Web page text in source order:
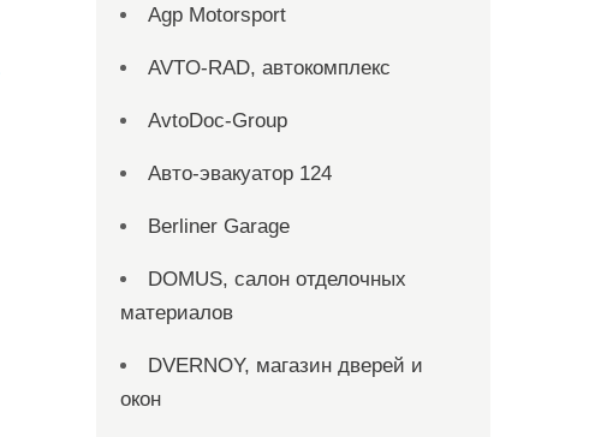
Agp Motorsport
AVTO-RAD, автокомплекс
AvtoDoc-Group
Aвто-эвакуатор 124
Berliner Garage
DOMUS, салон отделочных
материалов
DVERNOY, магазин дверей и
окон